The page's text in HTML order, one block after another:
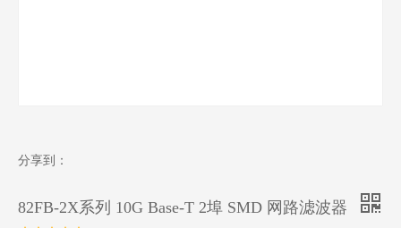
分享到：
82FB-2X系列 10G Base-T 2埠 SMD 网路滤波器